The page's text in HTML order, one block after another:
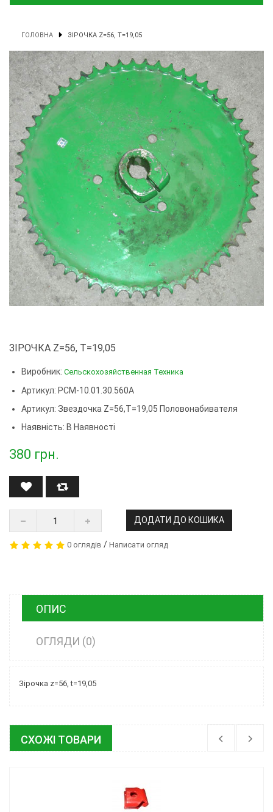
ГОЛОВНА ЗІРОЧКА Z=56, T=19,05
ЗІРОЧКА Z=56, T=19,05
Виробник: Сельскохозяйственная Техника
Артикул: РСМ-10.01.30.560А
Артикул: Звездочка Z=56,t=19,05 Половонабивателя
Наявність: В Наявності
380 грн.
ДОДАТИ ДО КОШИКА
0 оглядів / Написати огляд
ОПИС
ОГЛЯДИ (0)
Зірочка z=56, t=19,05
СХОЖІ ТОВАРИ